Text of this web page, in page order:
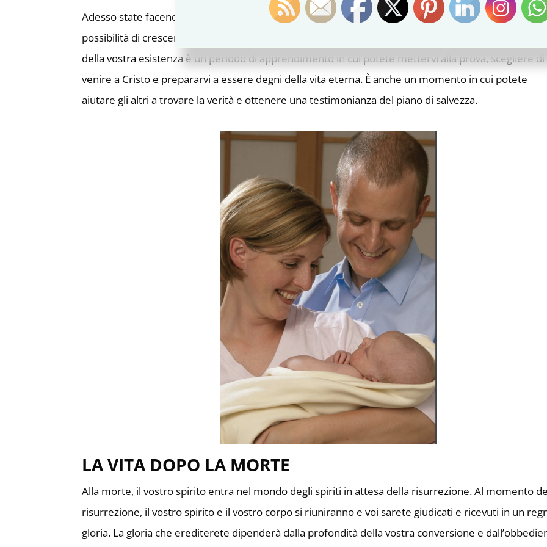
Adesso state facendo l’esperienza della vita terrena. Il vostro spirito è unito al vostro corpo, dandovi
possibilità di crescere e svilupparvi in un modo che non era possibile nella vita pre-terrena. Questa
della vostra esistenza è un periodo di apprendimento in cui potete mettervi alla prova, scegliere di
venire a Cristo e prepararvi a essere degni della vita eterna. È anche un momento in cui potete
aiutare gli altri a trovare la verità e ottenere una testimonianza del piano di salvezza.
LA VITA DOPO LA MORTE
Alla morte, il vostro spirito entra nel mondo degli spiriti in attesa della risurrezione. Al momento
risurrezione, il vostro spirito e il vostro corpo si riuniranno e voi sarete giudicati e ricevuti in un
gloria. La gloria che erediterete dipenderà dalla profondità della vostra conversione e